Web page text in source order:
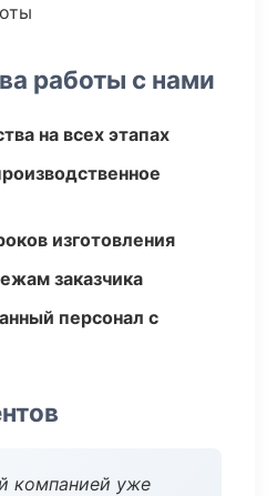
работы с нами
на всех этапах
изготовления
заказчика
персонал с
компанией уже